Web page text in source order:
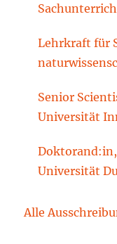
Lehrkraft für
Technische
Senior
Universität
Universität
Alle